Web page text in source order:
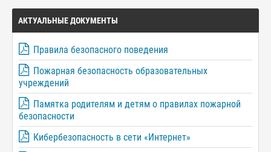
АКТУАЛЬНЫЕ ДОКУМЕНТЫ
Правила безопасного поведения
Пожарная безопасность образовательных
учреждений
Памятка родителям и детям о правилах пожарной
безопасности
Кибербезопасность в сети «Интернет»